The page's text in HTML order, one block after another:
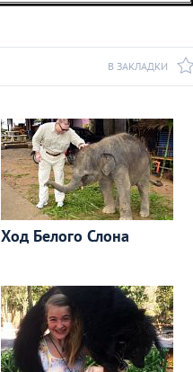
В ЗАКЛАДКИ
Ход Белого Слона